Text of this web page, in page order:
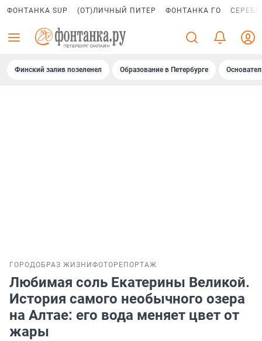
ФОНТАНКА SUP (ОТ)ЛИЧНЫЙ ПИТЕР ФОНТАНКА ГО
Финский залив позеленел Образование в Петербурге
ГОРОДОБРАЗ ЖИЗНИ ФОТОРЕПОРТАЖ
Любимая соль Екатерины Великой.
История самого необычного озера
на Алтае: его вода меняет цвет от
жары